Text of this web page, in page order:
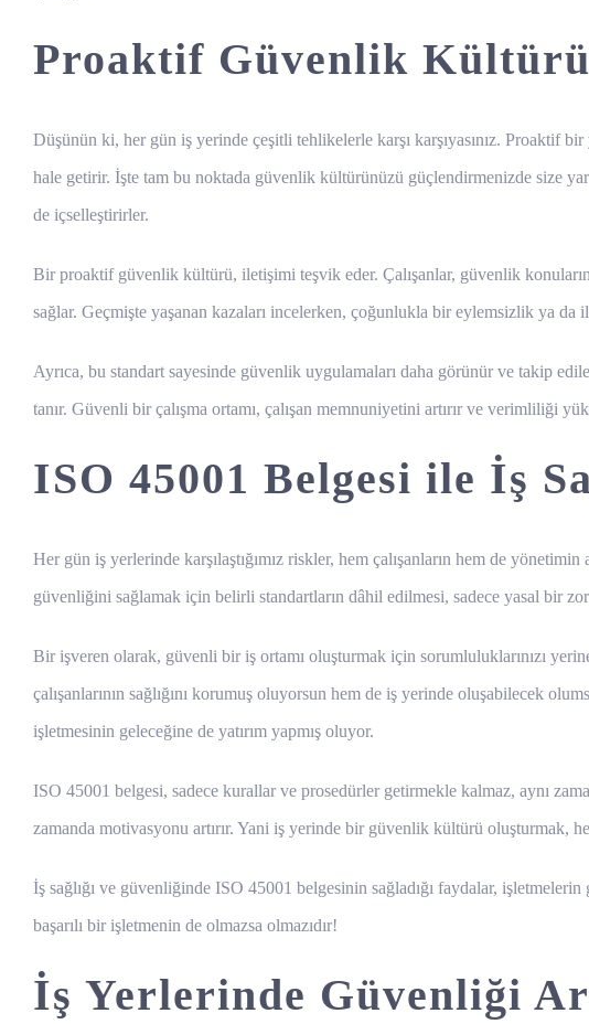
Proaktif Güvenlik
Düşünün ki, her gün iş yerinde çeşitli tehlikelerle karşı karşıyasınız. Proaktif
hale getirir. İşte tam bu noktada güvenlik kültürünüzü güçlendirmenizde size
de içselleştirirler.
Bir proaktif güvenlik kültürü, iletişimi teşvik eder. Çalışanlar, güvenlik
sağlar. Geçmişte yaşanan kazaları incelerken, çoğunlukla bir eylemsizlik ya
Ayrıca, bu standart sayesinde güvenlik uygulamaları daha görünür ve takip
tanır. Güvenli bir çalışma ortamı, çalışan memnuniyetini artırır ve verimliliği
ISO 45001 Belgesi ile İş
Her gün iş yerlerinde karşılaştığımız riskler, hem çalışanların hem de
güvenliğini sağlamak için belirli standartların dâhil edilmesi, sadece yasal bir
Bir işveren olarak, güvenli bir iş ortamı oluşturmak için sorumluluklarınızı
çalışanlarının sağlığını korumuş oluyorsun hem de iş yerinde oluşabilecek
işletmesinin geleceğine de yatırım yapmış oluyor.
ISO 45001 belgesi, sadece kurallar ve prosedürler getirmekle kalmaz, aynı
zamanda motivasyonu artırır. Yani iş yerinde bir güvenlik kültürü oluşturmak,
İş sağlığı ve güvenliğinde ISO 45001 belgesinin sağladığı faydalar,
başarılı bir işletmenin de olmazsa olmazıdır!
İş Yerlerinde Güvenliği